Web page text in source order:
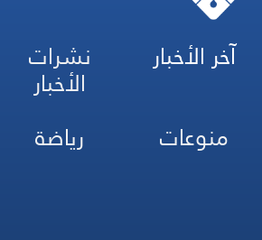
آخر الأخبار نشرات
الأخبار
منوعات
رياضة